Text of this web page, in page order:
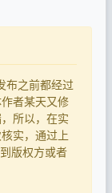
布之前都经过
者某天又修
所以，在实
实，通过上
版权方或者